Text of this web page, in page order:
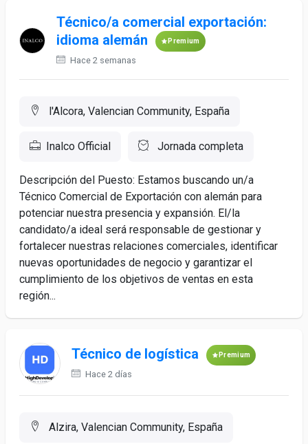
Técnico/a comercial exportación:
idioma alemán
Premium
Hace 2 semanas
l'Alcora, Valencian Community, España
Inalco Official Jornada completa
Descripción del Puesto: Estamos buscando un/a
Técnico Comercial de Exportación con alemán para
potenciar nuestra presencia y expansión. El/la
candidato/a ideal será responsable de gestionar y
fortalecer nuestras relaciones comerciales, identificar
nuevas oportunidades de negocio y garantizar el
cumplimiento de los objetivos de ventas en esta
región...
Técnico de logística Premium
Hace 2 días
Alzira, Valencian Community, España